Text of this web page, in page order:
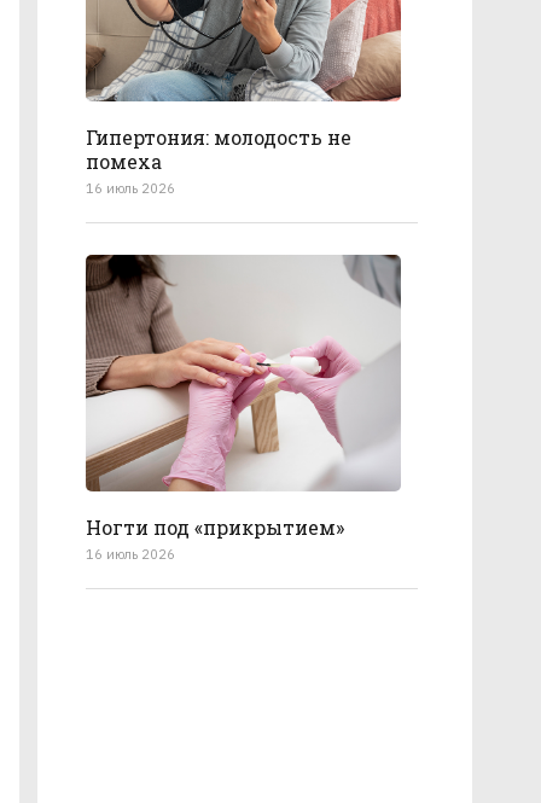
Гипертония: молодость не
помеха
16 июль 2026
Ногти под «прикрытием»
16 июль 2026